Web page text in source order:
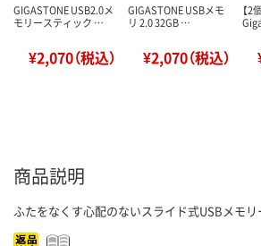
GIGASTONE USB2.0メ
モリースティック …
¥2,070（税込）
GIGASTONE USBメモ
リ 2.0 32GB …
¥2,070（税込）
【2
商品説明
ふたをなくす心配のないスライド式USBメモリ